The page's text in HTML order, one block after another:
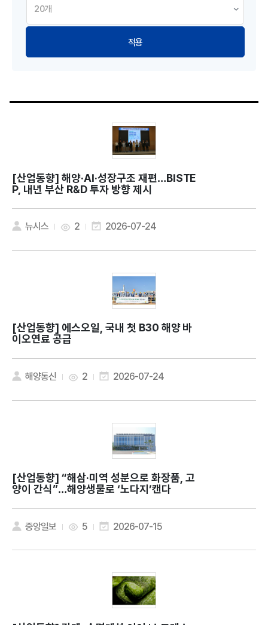
적용
[산업동향]
P, 내년 부산 R&D 투자 방향 제시
뉴시스 2 2026-07-24
[산업동향]
이오연료 공급
해양통신 2 2026-07-24
[산업동향]
양이 간식”…해양생물로 ‘노다지’캔다
중앙일보 5 2026-07-15